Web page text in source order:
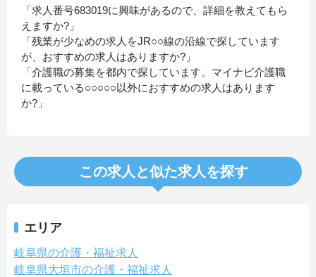
「求人番号683019に興味があるので、詳細を教えてもら
えますか?」
「残業が少なめの求人をJR○○線の沿線で探しています
が、おすすめの求人はありますか?」
「介護職の募集を都内で探しています。マイナビ介護職
に載っている○○○○○以外におすすめの求人はあります
か?」
この求人と似た求人を探す
エリア
岐阜県の介護・福祉求人
岐阜県大垣市の介護・福祉求人